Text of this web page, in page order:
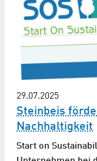
29.07.2025
Steinbeis
Nachhaltigkeit
Start on